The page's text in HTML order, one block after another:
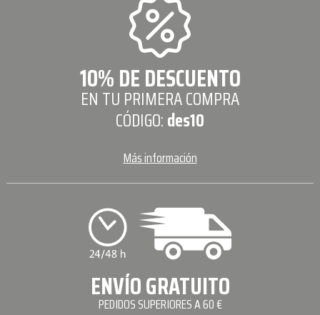
10% DE DESCUENTO
EN TU PRIMERA COMPRA
CÓDIGO:des10
Más información
ENVÍO GRATUITO
PEDIDOS SUPERIORES A 60 €